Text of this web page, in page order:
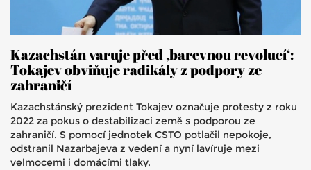
Kazachstán varuje před ‚barevnou revolucí‘:
Tokajev obviňuje radikály z podpory ze
zahraničí
Kazachstánský prezident Tokajev označuje protesty z roku
2022 za pokus o destabilizaci země s podporou ze
zahraničí. S pomocí jednotek CSTO potlačil nepokoje,
odstranil Nazarbajeva z vedení a nyní lavíruje mezi
velmocemi i domácími tlaky.